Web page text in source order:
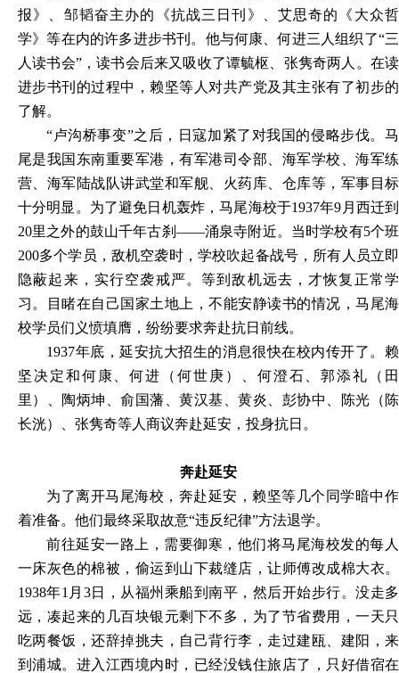
报》、邹韬奋主办的《抗战三日刊》、艾思奇的《大众哲
学》等在内的许多进步书刊。他与何康、何进三人组织了“三
人读书会”，读书会后来又吸收了谭毓枢、张隽奇两人。在读
进步书刊的过程中，赖坚等人对共产党及其主张有了初步的
了解。
“卢沟桥事变”之后，日寇加紧了对我国的侵略步伐。马
尾是我国东南重要军港，有军港司令部、海军学校、海军练
营、海军陆战队讲武堂和军舰、火药库、仓库等，军事目标
十分明显。为了避免日机轰炸，马尾海校于1937年9月西迁到
20里之外的鼓山千年古刹——涌泉寺附近。当时学校有5个班
200多个学员，敌机空袭时，学校吹起备战号，所有人员立即
隐蔽起来，实行空袭戒严。等到敌机远去，才恢复正常学
习。目睹在自己国家土地上，不能安静读书的情况，马尾海
校学员们义愤填膺，纷纷要求奔赴抗日前线。
1937年底，延安抗大招生的消息很快在校内传开了。赖
坚决定和何康、何进（何世庚）、何澄石、郭添礼（田
里）、陶炳坤、俞国藩、黄汉基、黄炎、彭协中、陈光（陈
长洸）、张隽奇等人商议奔赴延安，投身抗日。
奔赴延安
为了离开马尾海校，奔赴延安，赖坚等几个同学暗中作
着准备。他们最终采取故意“违反纪律”方法退学。
前往延安一路上，需要御寒，他们将马尾海校发的每人
一床灰色的棉被，偷运到山下裁缝店，让师傅改成棉大衣。
1938年1月3日，从福州乘船到南平，然后开始步行。没走多
远，凑起来的几百块银元剩下不多，为了节省费用，一天只
吃两餐饭，还辞掉挑夫，自己背行李，走过建瓯、建阳，来
到浦城。进入江西境内时，已经没钱住旅店了，只好借宿在